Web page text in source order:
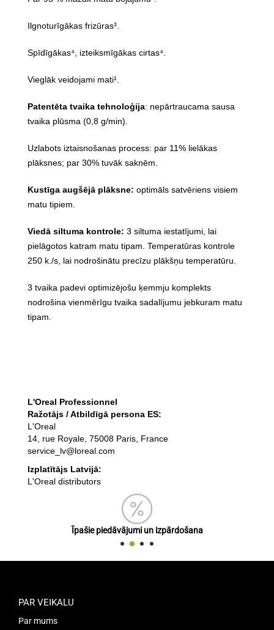
Ilgnoturīgākas frizūras³.
Spīdīgākas⁴, izteiksmīgākas cirtas⁴.
Vieglāk veidojami mati¹.
Patentēta tvaika tehnoloģija: nepārtraucama sausa
tvaika plūsma (0,8 g/min).
Uzlabots iztaisnošanas process: par 11% lielākas
plāksnes; par 30% tuvāk saknēm.
Kustīga augšējā plāksne: optimāls satvēriens visiem
matu tipiem.
Viedā siltuma kontrole: 3 siltuma iestatījumi, lai
pielāgotos katram matu tipam. Temperatūras kontrole
250 k./s, lai nodrošinātu precīzu plākšņu temperatūru.
3 tvaika padevi optimizējošu ķemmju komplekts
nodrošina vienmērīgu tvaika sadalījumu jebkuram matu
tipam.
L'Oreal Professionnel
Ražotājs / Atbildīgā persona ES:
L'Oreal
14, rue Royale, 75008 Paris, France
service_lv@loreal.com
Izplatītājs Latvijā:
L'Oreal distributors
Īpašie piedāvājumi un izpārdošana
PAR VEIKALU
Par mums